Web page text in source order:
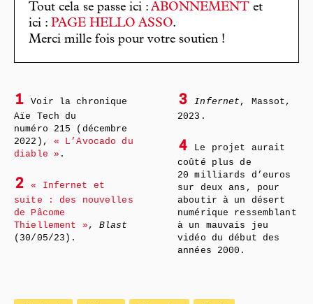
Tout cela se passe ici : ABONNEMENT et
ici : PAGE HELLO ASSO.
Merci mille fois pour votre soutien !
1
Voir la chronique
Aïe Tech du
numéro 215 (décembre
2022), « L’Avocado du
diable » .
2
« Infernet et
suite : des nouvelles
de Pâcome
Thiellement » , Blast
(30/05/23).
3 Infernet , Massot,
2023.
4
Le projet aurait
coûté plus de
20 milliards d’euros
sur deux ans, pour
aboutir à un désert
numérique ressemblant
à un mauvais jeu
vidéo du début des
années 2000.